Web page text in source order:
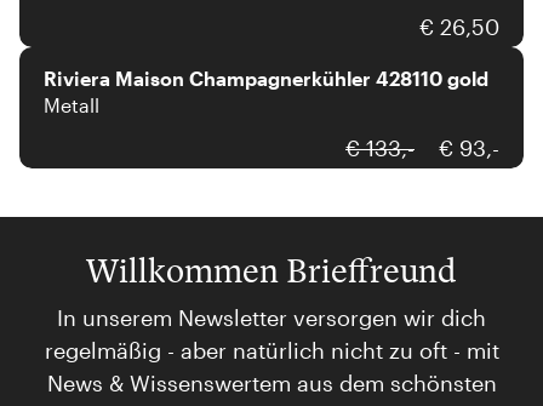
€ 26,50
Riviera
Riviera Maison Champagnerkühler 428110 gold
Metall
€ 133,- € 93,-
Willkommen Brieffreund
In unserem Newsletter versorgen wir dich
regelmäßig - aber natürlich nicht zu oft - mit
News & Wissenswertem aus dem schönsten